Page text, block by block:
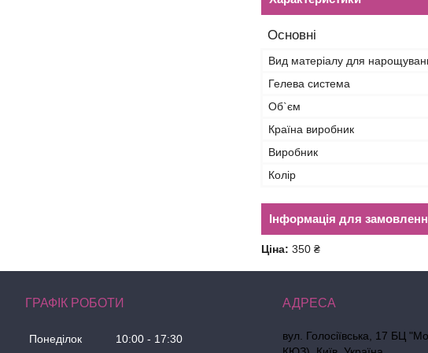
Основні
Вид матеріалу для
Гелева система
Об`єм
Країна виробник
Виробник
Колір
Інформація для
Ціна: 350 ₴
ГРАФІК РОБОТИ
Понеділок 10:00 17:30
вул. Голосіївська, 17 БЦ